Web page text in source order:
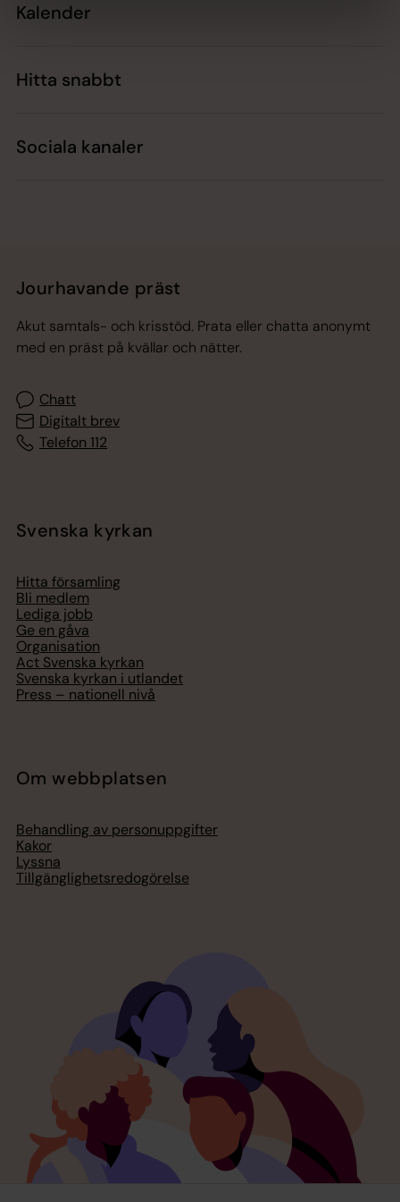
Kalender
Hitta snabbt
Sociala kanaler
Jourhavande präst
Akut samtals- och krisstöd. Prata eller chatta anonymt
med en präst på kvällar och nätter.
Chatt
Digitalt brev
Telefon 112
Svenska kyrkan
Hitta församling
Bli medlem
Lediga jobb
Ge en gåva
Organisation
Act Svenska kyrkan
Svenska kyrkan i utlandet
Press – nationell nivå
Om webbplatsen
Behandling av personuppgifter
Kakor
Lyssna
Tillgänglighetsredogörelse